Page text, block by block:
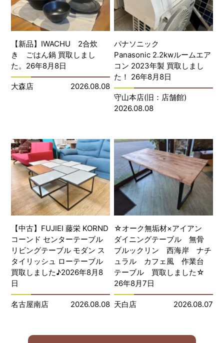
【新品】IWACHU 2合炊
き ごはん鍋 買取しまし
た。26年8月8日
大森店 2026.08.08
パナソニック
Panasonic 2.2kwルームエア
コン 2023年製 買取しまし
た！ 26年8月8日
守山本店(旧：店舗館)
2026.08.08
【中古】FUJIEI 藤栄 KORND
コーンド センターテーブル
リビングテーブル モダン ス
タイリッシュ ローテーブル
買取しました♪2026年8月8
日
名古屋南店 2026.08.08
☆オーク無垢材×アイアン
ダイニングテーブル 無骨
ブルックリン 西海岸 ナチ
ュラル カフェ風 作業台
テーブル 買取しました☆
26年8月7日
天白店 2026.08.07